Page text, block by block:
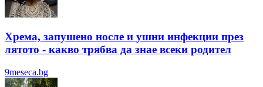
Хрема, запушено носле и ушни инфекции през
лятотo - какво трябва да знае всеки родител
9meseca.bg